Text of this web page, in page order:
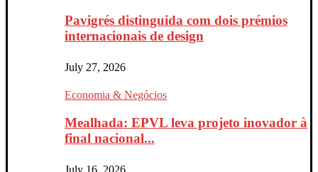
Pavigrés distinguida com dois prémios
internacionais de design
July 27, 2026
Economia & Negócios
Mealhada: EPVL leva projeto inovador à
final nacional...
July 16, 2026